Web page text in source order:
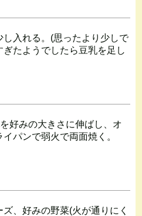
入れる。(思ったより少しで
たようでしたら豆乳を足し
好みの大きさに伸ばし、オ
パンで弱火で両面焼く。
、好みの野菜(火が通りにく